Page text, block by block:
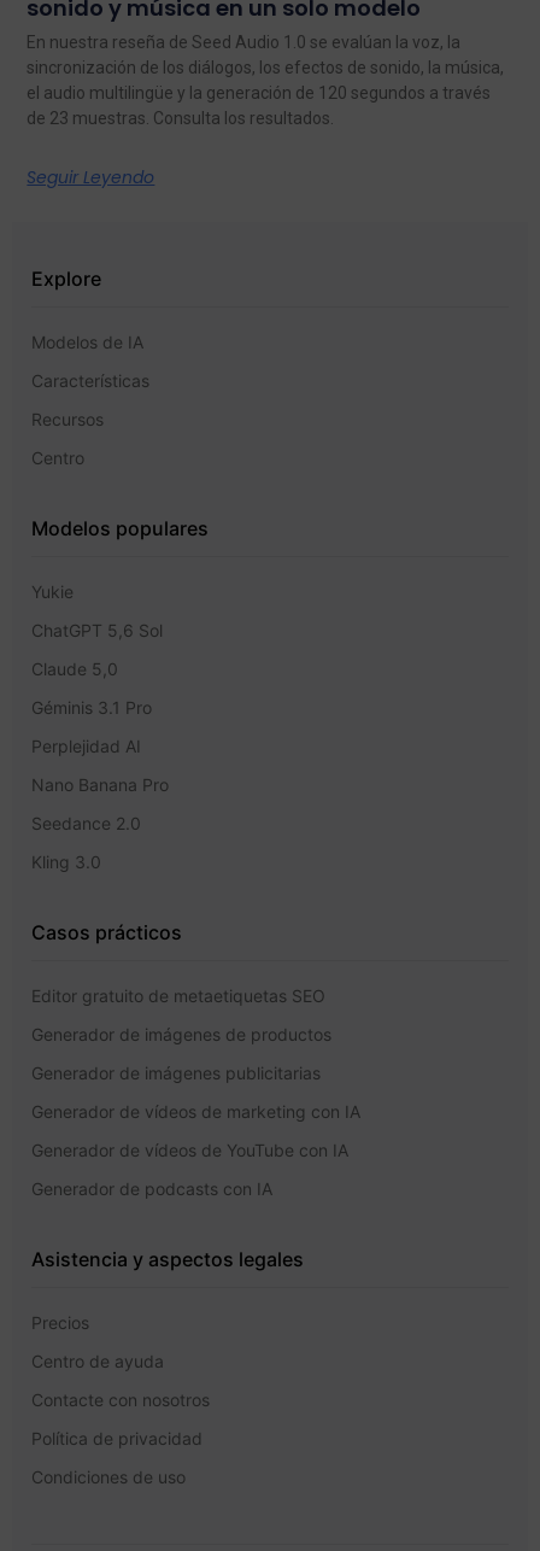
sonido y música en un solo modelo
En nuestra reseña de Seed Audio 1.0 se evalúan la voz, la
sincronización de los diálogos, los efectos de sonido, la música,
el audio multilingüe y la generación de 120 segundos a través
de 23 muestras. Consulta los resultados.
Seguir Leyendo
Explore
Modelos de IA
Características
Recursos
Centro
Modelos populares
Yukie
ChatGPT 5,6 Sol
Claude 5,0
Géminis 3.1 Pro
Perplejidad AI
Nano Banana Pro
Seedance 2.0
Kling 3.0
Casos prácticos
Editor gratuito de metaetiquetas SEO
Generador de imágenes de productos
Generador de imágenes publicitarias
Generador de vídeos de marketing con IA
Generador de vídeos de YouTube con IA
Generador de podcasts con IA
Asistencia y aspectos legales
Precios
Centro de ayuda
Contacte con nosotros
Política de privacidad
Condiciones de uso